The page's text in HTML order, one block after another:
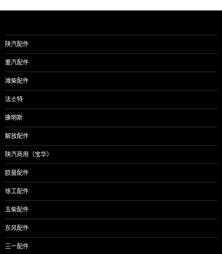
陕汽配件
重汽配件
潍柴配件
法士特
康明斯
解放配件
陕汽商用（宝华）
欧曼配件
徐工配件
玉柴配件
东风配件
三一配件